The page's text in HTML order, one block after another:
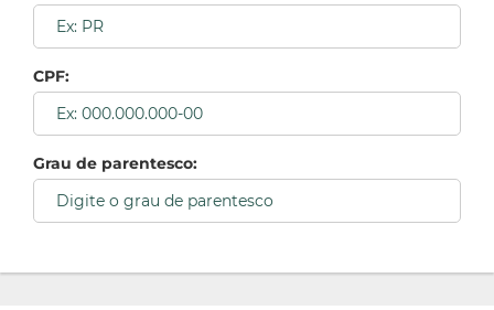
CPF:
Grau de parentesco: